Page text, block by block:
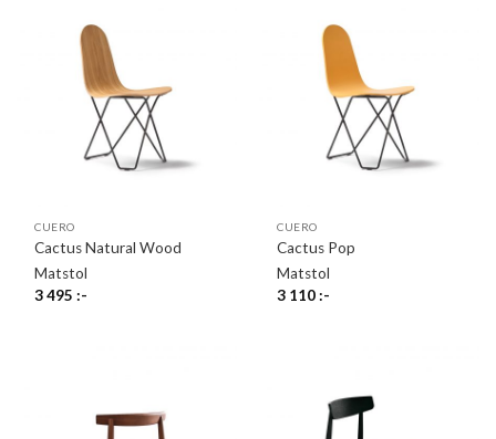
CUERO
Cactus Natural Wood
Matstol
3 495:-
CUERO
Cactus Pop
Matstol
3 110:-